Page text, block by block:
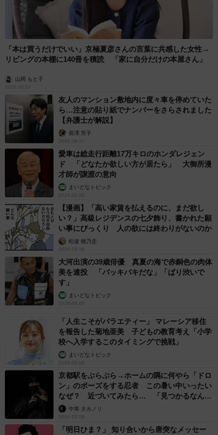
「本は買うだけでいい」京極夏彦さんの言葉に共感した女性→
リビングの本棚に140冊を積読 「家に自分だけの本屋さん」
山岡 もと子
2026.08.07
友人のマンション敷地内に度々車を停めていた
ら…注意の貼り紙でナンバーをさらされました
【弁護士が解説】
長澤 芳子
2026.08.07
愛車は総走行距離17万キロのホンダレジェン
ド 「どなたか欲しい方が居たら」 大御所漫
才師が譲渡の意向
まいどなトピック
2026.08.06
【漫画】「高い家賃を払えるのに、まだ欲し
い？」高級レジデンスの七夕飾り、書かれた願
い事にびっくり 人の欲には終わりがないのか
松波 穂乃圭
2026.08.06
大河出演の39歳俳優 真夏の海で赤銅色の肉体
美を連投 「バッキバキだな」「ばり渋いで
す」
まいどなトピック
2026.08.06
「人生こそがバラエティー」 マレーシア移住
を報告した菊地亜美 子どもの教育考え「小学
校へ入学するこのタイミングで挑戦」
まいどなトピック
2026.08.06
京都駅をぶらぶら→ホームの隅に何やら「ドロ
ン」のポーズをする忍者 この暑い中いったい
なぜ？ 近づいてみたら… 「見つかるなんて
未熟」中将 タカノリ
2026.08.06
「明日ひま？」 知り合いから唐突なメッセー